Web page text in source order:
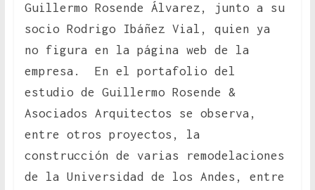
Guillermo Rosende Álvarez, junto a su
socio Rodrigo Ibáñez Vial, quien ya
no figura en la página web de la
empresa. En el portafolio del
estudio de Guillermo Rosende &
Asociados Arquitectos se observa,
entre otros proyectos, la
construcción de varias remodelaciones
de la Universidad de los Andes, entre